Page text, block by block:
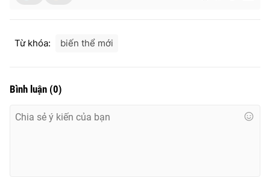
® Cấm sao chép dưới mọi hình thức nếu không có sự chấp
Từ khóa: biến thể mới
Bình luận (0)